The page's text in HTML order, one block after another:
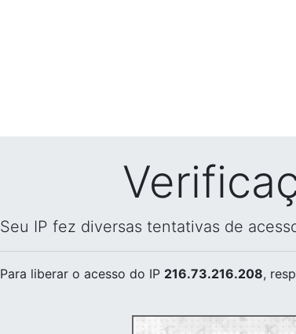
Seu IP fez diversas tentativas de
Para liberar o acesso do IP 216.73.216.208,